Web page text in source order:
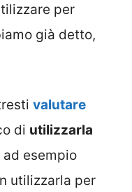
per
già detto,
valutare
di utilizzarla
esempio
utilizzarla per